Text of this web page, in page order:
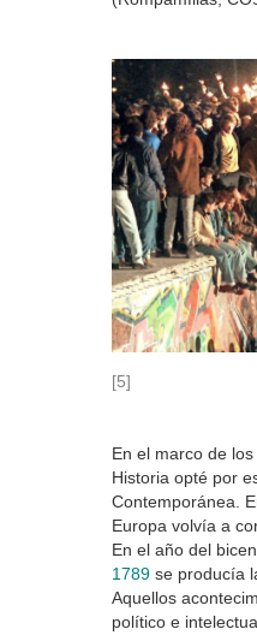
[5]
En el marco de
Historia opté por
Contemporánea.
Europa volvía a
En el año del
1789se producía
Aquellos
político e